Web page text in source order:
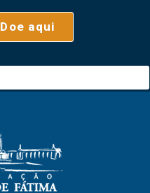
Doe aqui